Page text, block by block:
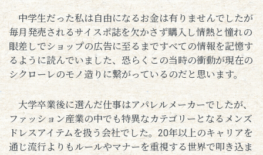
中学生だった私は自由になるお金は有りませんでしたが
毎月発売されるサイスポ誌を欠かさず購入し情熱と憧れの
眼差しでショップの広告に至るまですべての情報を記憶す
るように読んでいました、恐らくこの当時の衝動が現在の
シクローレのモノ造りに繋がっているのだと思います。
大学卒業後に選んだ仕事はアパレルメーカーでしたが、
ファッション産業の中でも特異なカテゴリーとなるメンズ
ドレスアイテムを扱う会社でした。20年以上のキャリアを
通じ流行よりもルールやマナーを重視する世界で叩き込ま